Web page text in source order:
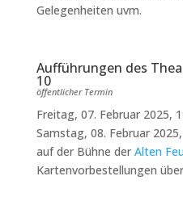
Gelegenheiten uvm.
Aufführungen des
10
öffentlicher Termin
Freitag, 07. Februar 2025,
Samstag, 08. Februar
auf der Bühne der Alten
Kartenvorbestellungen